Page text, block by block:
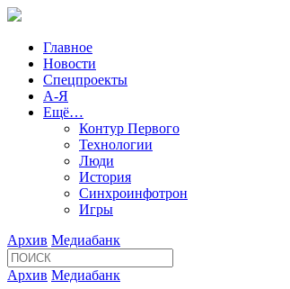
Главное
Новости
Спецпроекты
А-Я
Ещё…
Контур Первого
Технологии
Люди
История
Синхроинфотрон
Игры
Архив Медиабанк
Архив Медиабанк